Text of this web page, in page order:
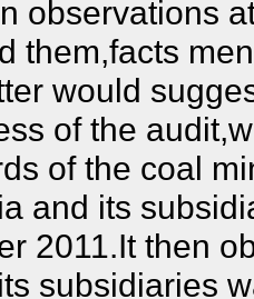
observations
them,facts
would
of the
of the coal
and its
2011.It then
subsidiaries